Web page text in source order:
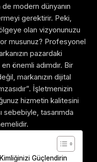
modern dünyanın
gerektirir. Peki,
olan vizyonunuzu
musunuz? Profesyonel
pazardaki
en önemli adımdır. Bir
markanızın dijital
İşletmenizin
hizmetin kalitesini
sebebiyle, tasarımda
Güçlendirin